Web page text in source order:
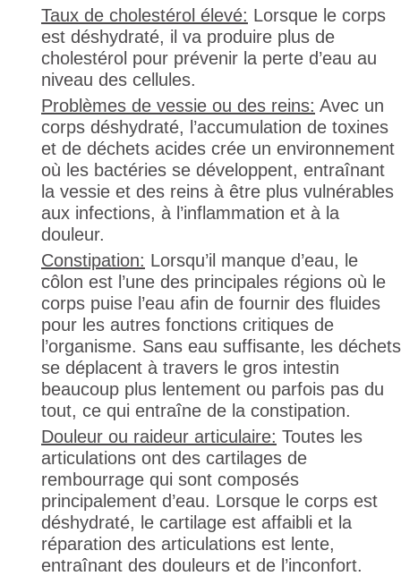
Taux de cholestérol élevé: Lorsque le corps
est déshydraté, il va produire plus de
cholestérol pour prévenir la perte d’eau au
niveau des cellules.
Problèmes de vessie ou des reins: Avec un
corps déshydraté, l’accumulation de toxines
et de déchets acides crée un environnement
où les bactéries se développent, entraînant
la vessie et des reins à être plus vulnérables
aux infections, à l’inflammation et à la
douleur.
Constipation: Lorsqu’il manque d’eau, le
côlon est l’une des principales régions où le
corps puise l’eau afin de fournir des fluides
pour les autres fonctions critiques de
l’organisme. Sans eau suffisante, les déchets
se déplacent à travers le gros intestin
beaucoup plus lentement ou parfois pas du
tout, ce qui entraîne de la constipation.
Douleur ou raideur articulaire: Toutes les
articulations ont des cartilages de
rembourrage qui sont composés
principalement d’eau. Lorsque le corps est
déshydraté, le cartilage est affaibli et la
réparation des articulations est lente,
entraînant des douleurs et de l’inconfort.